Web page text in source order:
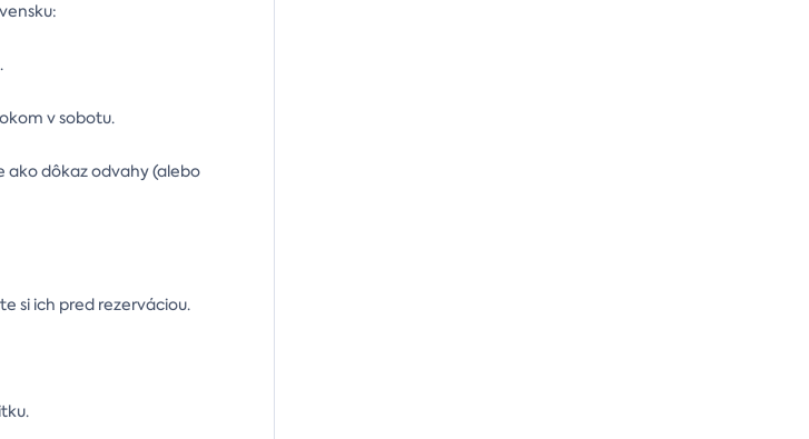
v sobotu.
ako dôkaz odvahy (alebo
si ich pred rezerváciou.